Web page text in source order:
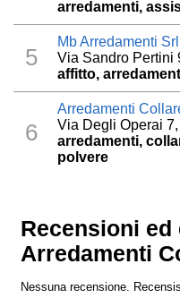
arredamenti,
5
Mb Arredamenti Srl
Via Sandro Pertini
affitto,
6
Arredamenti
Via Degli Operai
arredamenti,
polvere
Recensioni ed
Arredamenti
Nessuna recensione.